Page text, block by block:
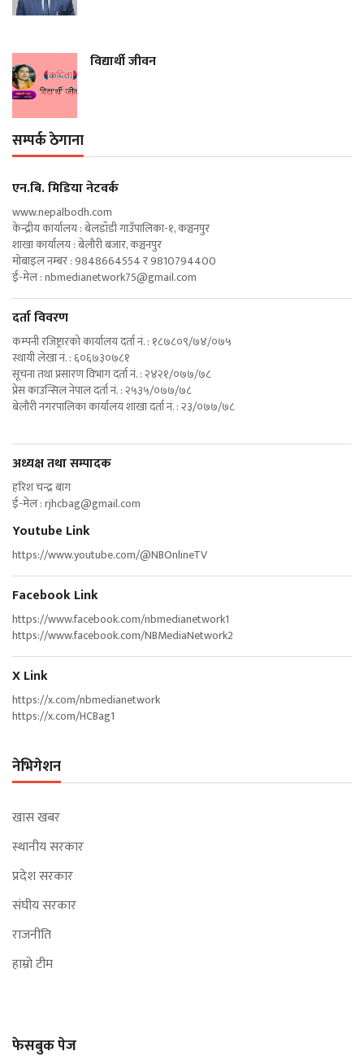
विद्यार्थी जीवन
सम्पर्क ठेगाना
एन‍.बि. मिडिया नेटवर्क
www.nepalbodh.com
केन्द्रीय कार्यालय : बेलडाँडी गाउँपालिका-१, कञ्चनपुर
शाखा कार्यालय : बेलौरी बजार, कञ्चनपुर
मोबाइल नम्बर : 9848664554 र 9810794400
ई-मेल :nbmedianetwork75@gmail.com
दर्ता विवरण
कम्पनी रजिष्ट्रारको कार्यालय दर्ता नं. : १८७८०९/७४/०७५
स्थायी लेखा नं. : ६०६७३०७८१
सूचना तथा प्रसारण विभाग दर्ता नं. : २४२१/०७७/७८
प्रेस काउन्सिल नेपाल दर्ता नं. : २५३५/०७७/७८
बेलौरी नगरपालिका कार्यालय शाखा दर्ता नं. : २३/०७७/७८
अध्यक्ष तथा सम्पादक
हरिश चन्द्र बाग
ई-मेल :rjhcbag@gmail.com
Youtube Link
https://www.youtube.com/@NBOnlineTV
Facebook Link
https://www.facebook.com/nbmedianetwork1
https://www.facebook.com/NBMediaNetwork2
X Link
https://x.com/nbmedianetwork
https://x.com/HCBag1
नेभिगेशन
खास खबर
स्थानीय सरकार
प्रदेश सरकार
संघीय सरकार
राजनीति
हाम्रो टीम
फेसबुक पेज